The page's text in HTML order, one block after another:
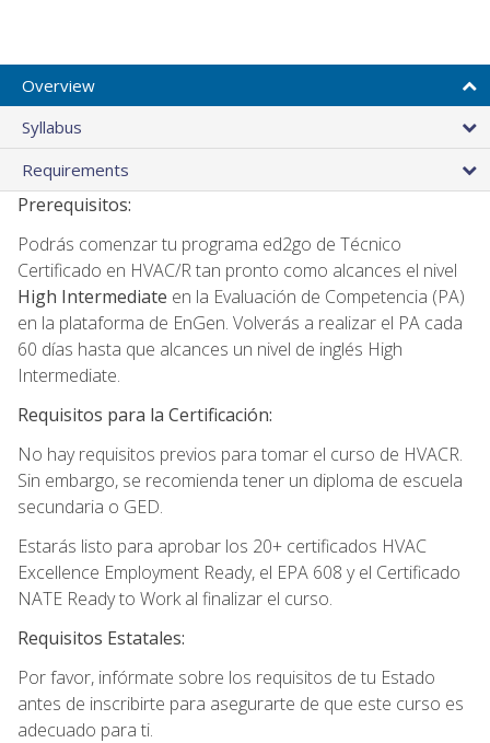
Overview
Syllabus
Requirements
Prerequisitos:
Podrás comenzar tu programa ed2go de Técnico
Certificado en HVAC/R tan pronto como alcances el nivel
High Intermediate en la Evaluación de Competencia (PA)
en la plataforma de EnGen. Volverás a realizar el PA cada
60 días hasta que alcances un nivel de inglés High
Intermediate.
Requisitos para la Certificación:
No hay requisitos previos para tomar el curso de HVACR.
Sin embargo, se recomienda tener un diploma de escuela
secundaria o GED.
Estarás listo para aprobar los 20+ certificados HVAC
Excellence Employment Ready, el EPA 608 y el Certificado
NATE Ready to Work al finalizar el curso.
Requisitos Estatales:
Por favor, infórmate sobre los requisitos de tu Estado
antes de inscribirte para asegurarte de que este curso es
adecuado para ti.